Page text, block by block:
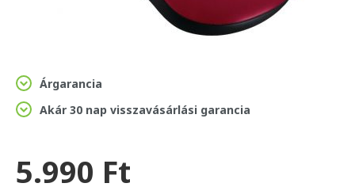
Árgarancia
Akár 30 nap visszavásárlási garancia
5.990 Ft